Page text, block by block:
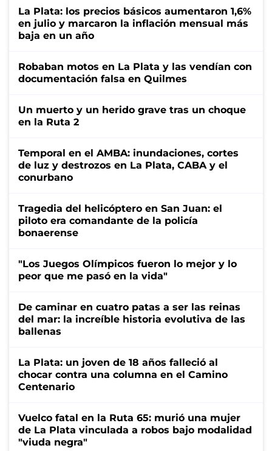
La Plata: los precios básicos aumentaron 1,6%
en julio y marcaron la inflación mensual más
baja en un año
Robaban motos en La Plata y las vendían con
documentación falsa en Quilmes
Un muerto y un herido grave tras un choque
en la Ruta 2
Temporal en el AMBA: inundaciones, cortes
de luz y destrozos en La Plata, CABA y el
conurbano
Tragedia del helicóptero en San Juan: el
piloto era comandante de la policía
bonaerense
"Los Juegos Olímpicos fueron lo mejor y lo
peor que me pasó en la vida"
De caminar en cuatro patas a ser las reinas
del mar: la increíble historia evolutiva de las
ballenas
La Plata: un joven de 18 años falleció al
chocar contra una columna en el Camino
Centenario
Vuelco fatal en la Ruta 65: murió una mujer
de La Plata vinculada a robos bajo modalidad
"viuda negra"